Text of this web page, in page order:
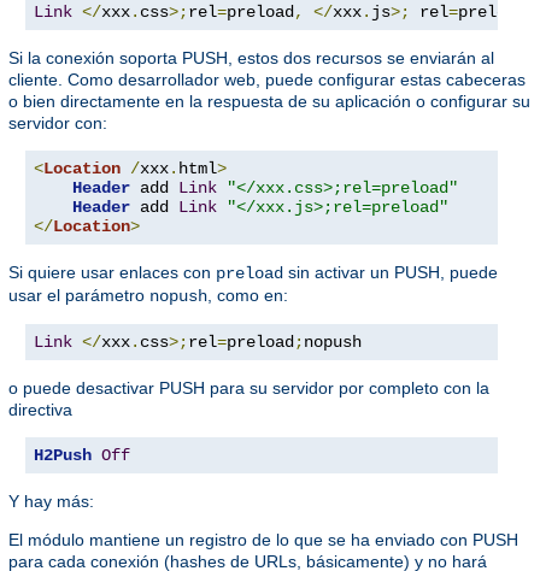
Link </xxx. css>;rel=preload, </xxx. js>; rel=preload
Si la conexión soporta PUSH, estos dos recursos se enviarán al
cliente. Como desarrollador web, puede configurar estas cabeceras
o bien directamente en la respuesta de su aplicación o configurar su
servidor con:
<Location /xxx. html>
Header add Link
"</xxx.css>;rel=preload"
Header add Link
"</xxx.js>;rel=preload"
</Location>
Si quiere usar enlaces con preload sin activar un PUSH, puede
usar el parámetro nopush, como en:
Link </xxx. css>;rel=preload;nopush
o puede desactivar PUSH para su servidor por completo con la
directiva
H2Push Off
Y hay más:
El módulo mantiene un registro de lo que se ha enviado con PUSH
para cada conexión (hashes de URLs, básicamente) y no hará